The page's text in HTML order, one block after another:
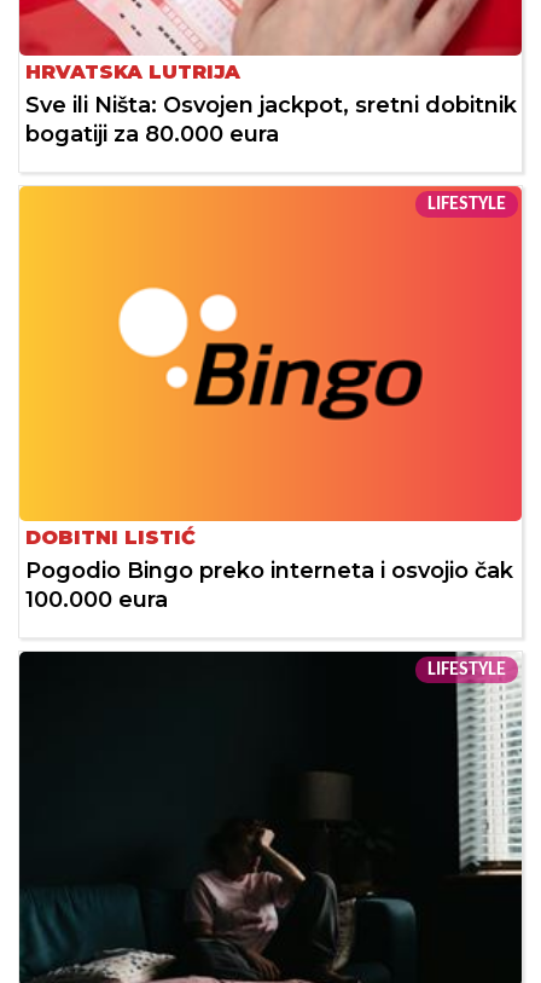
HRVATSKA LUTRIJA
Sve ili Ništa: Osvojen jackpot, sretni dobitnik
bogatiji za 80.000 eura
LIFESTYLE
DOBITNI LISTIĆ
Pogodio Bingo preko interneta i osvojio čak
100.000 eura
LIFESTYLE